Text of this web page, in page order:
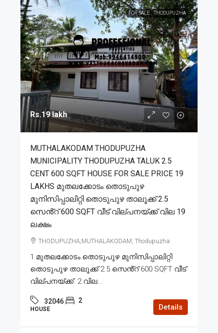
FOR SALE THODUPUZHA
Rs.19 lakh
MUTHALAKODAM THODUPUZHA
MUNICIPALITY THODUPUZHA TALUK 2.5
CENT 600 SQFT HOUSE FOR SALE PRICE 19
LAKHS മുതലക്കോടം തൊടുപുഴ
മുനിസിപ്പാലിറ്റി തൊടുപുഴ താലൂക്ക് 2.5
സെൻ്റ് 600 SQFT വീട് വില്പനയ്ക്ക് വില 19
ലക്ഷം
THODUPUZHA,MUTHALAKODAM, Thodupuzha
1.മുതലക്കോടം തൊടുപുഴ മുനിസിപ്പാലിറ്റി
തൊടുപുഴ താലൂക്ക് 2.5 സെൻ്റ് 600 SQFT വീട്
വില്പനയ്ക്ക്. 2.വില...
32046 2
HOUSE Details